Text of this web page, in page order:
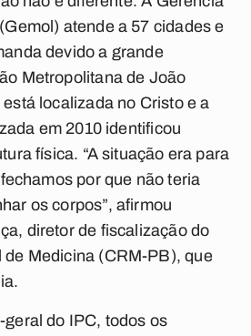
atende a 57 cidades e
devido a grande
Metropolitana de João
localizada no Cristo e a
em 2010 identificou
física. “A situação era para
por que não teria
os corpos”, afirmou
diretor de fiscalização do
Medicina (CRM-PB), que
do IPC, todos os